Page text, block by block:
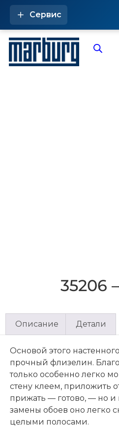
Сервис
35206
Описание Детали
Основой этого
прочный флизелин.
только особенно легко
стену клеем, приложить
прижать — готово, — но
замены обоев оно легко
целыми полосами.